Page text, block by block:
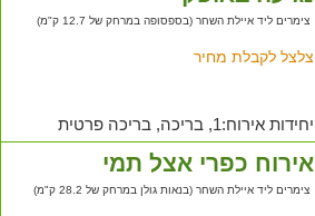
צימרים ליד איילת השחר (בספסופה במרחק של 12.7 ק"מ)
צלצל לקבלת מחיר
יחידות אירוח:1, בריכה, בריכה פרטית
אירוח כפרי אצל תמי
צימרים ליד איילת השחר (בנאות גולן במרחק של 28.2 ק"מ)